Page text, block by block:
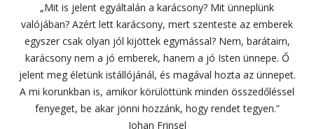
„Mit is jelent egyáltalán a karácsony? Mit ünneplünk
valójában? Azért lett karácsony, mert szenteste az emberek
egyszer csak olyan jól kijöttek egymással? Nem, barátaim,
karácsony nem a jó emberek, hanem a jó Isten ünnepe. Ő
jelent meg életünk istállójánál, és magával hozta az ünnepet.
A mi korunkban is, amikor körülöttünk minden összedőléssel
fenyeget, be akar jönni hozzánk, hogy rendet tegyen.”
Johan Frinsel